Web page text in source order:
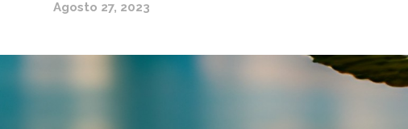
Agosto 27, 2023